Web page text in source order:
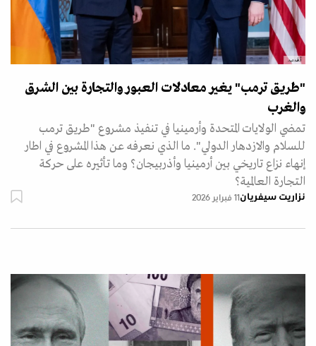
أ.ف.ب.
"طريق ترمب" يغير معادلات العبور والتجارة بين الشرق
والغرب
تمضي الولايات المتحدة وأرمينيا في تنفيذ مشروع "طريق ترمب
للسلام والازدهار الدولي". ما الذي نعرفه عن هذا المشروع في اطار
إنهاء نزاع تاريخي بين أرمينيا وأذربيجان؟ وما تأثيره على حركة
التجارة العالمية؟
نزاريت سيفريان 11 فبراير 2026